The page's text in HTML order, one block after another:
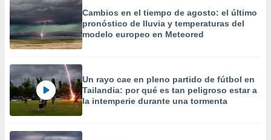
Cambios en el tiempo de agosto: el último
pronóstico de lluvia y temperaturas del
modelo europeo en Meteored
Un rayo cae en pleno partido de fútbol en
Tailandia: por qué es tan peligroso estar a
la intemperie durante una tormenta